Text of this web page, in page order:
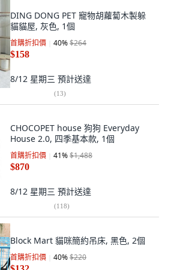
DING DONG PET 寵物胡蘿蔔木製躲
貓貓屋, 灰色, 1個
首購折扣價 40%$264
$158
8/12 星期三 預計送達
(13)
CHOCOPET house 狗狗 Everyday
House 2.0, 四季基本款, 1個
首購折扣價 41%$1,488
$870
8/12 星期三 預計送達
(118)
Block Mart 貓咪簡約吊床, 黑色, 2個
首購折扣價 40%$220